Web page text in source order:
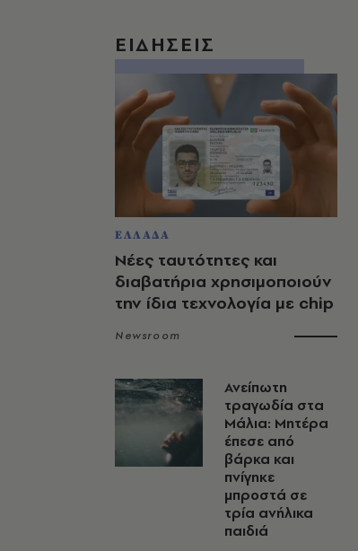
ΕΙΔΗΣΕΙΣ
ΕΛΛΑΔΑ
Νέες ταυτότητες και
διαβατήρια χρησιμοποιούν
την ίδια τεχνολογία με chip
Newsroom
Ανείπωτη
τραγωδία στα
Μάλια: Μητέρα
έπεσε από
βάρκα και
πνίγηκε
μπροστά σε
τρία ανήλικα
παιδιά